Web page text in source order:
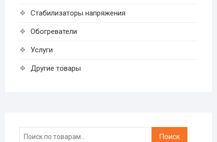
Стабилизаторы напряжения
Обогреватели
Услуги
Другие товары
Искать:
Поиск